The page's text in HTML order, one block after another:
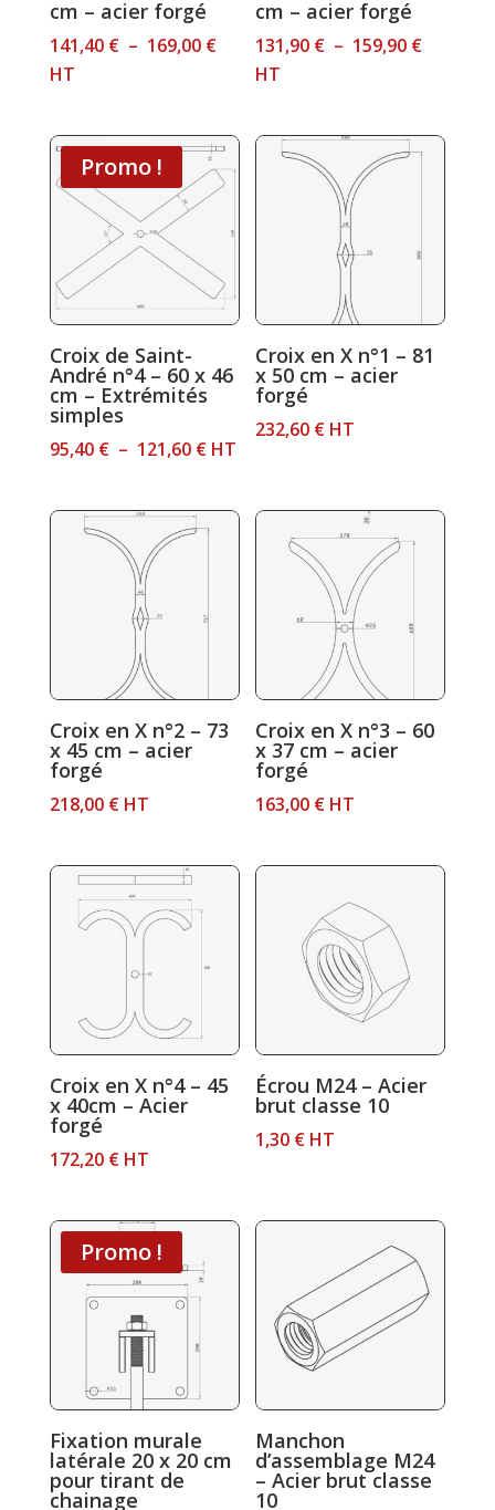
cm – acier forgé
141,40 € – 169,00 €Plage
141,40 €
à
169,00 €
HT
cm – acier forgé
131,90 € – 159,90 €Plage
131,90 €
à
HT
Promo !
Croix de Saint-
André n°4 – 60 x 46
cm – Extrémités
simples
95,40 € – 121,60 €Plage
prix :
95,40 €
HT
Croix en X n°1 – 81
x 50 cm – acier
forgé
232,60 € HT
Croix en X n°2 – 73
x 45 cm – acier
forgé
218,00 € HT
Croix en X n°3 – 60
x 37 cm – acier
forgé
163,00 € HT
Croix en X n°4 – 45
x 40cm – Acier
forgé
172,20 € HT
Écrou M24 – Acier
brut classe 10
1,30 € HT
Promo !
Fixation murale
latérale 20 x 20 cm
pour tirant de
chainage
Manchon
d’assemblage M24
– Acier brut classe
10